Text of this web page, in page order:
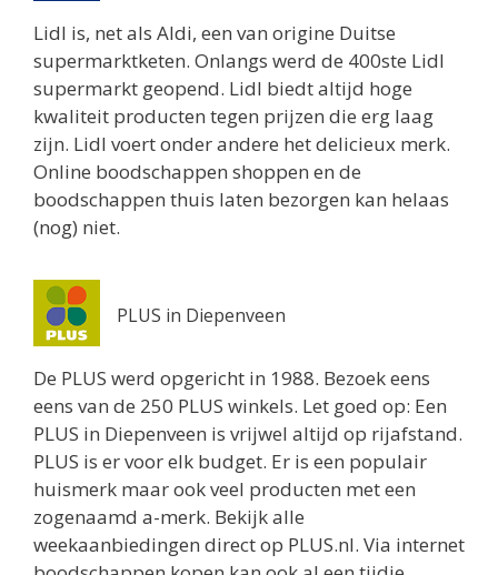
Lidl is, net als Aldi, een van origine Duitse
supermarktketen. Onlangs werd de 400ste Lidl
supermarkt geopend. Lidl biedt altijd hoge
kwaliteit producten tegen prijzen die erg laag
zijn. Lidl voert onder andere het delicieux merk.
Online boodschappen shoppen en de
boodschappen thuis laten bezorgen kan helaas
(nog) niet.
PLUS in Diepenveen
De PLUS werd opgericht in 1988. Bezoek eens
eens van de 250 PLUS winkels. Let goed op: Een
PLUS in Diepenveen is vrijwel altijd op rijafstand.
PLUS is er voor elk budget. Er is een populair
huismerk maar ook veel producten met een
zogenaamd a-merk. Bekijk alle
weekaanbiedingen direct op PLUS.nl. Via internet